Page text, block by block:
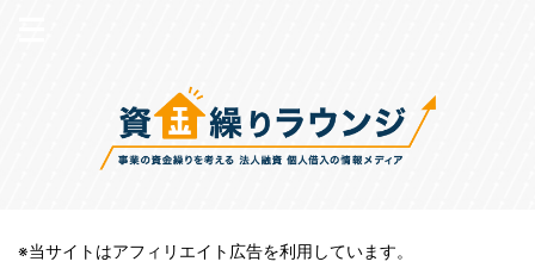
※当サイトはアフィリエイト広告を利用しています。